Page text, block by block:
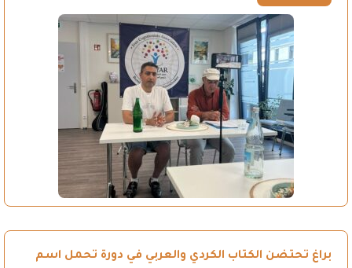
براغ تحتضن الكتاب الكردي والعربي في دورة تحمل اسم